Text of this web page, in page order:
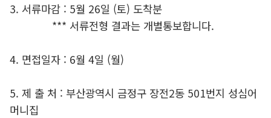
3. 서류마감 : 5월 26일 (토) 도착분
*** 서류전형 결과는 개별통보합니다.
4. 면접일자 : 6월 4일 (월)
5. 제 출 처 : 부산광역시 금정구 장전2동 501번지 성심어
머니집